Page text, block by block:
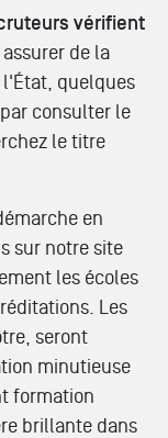
vérifient
de la
l'État, quelques
consulter le
le titre
en
sur notre site
les écoles
Les
seront
minutieuse
formation
brillante dans